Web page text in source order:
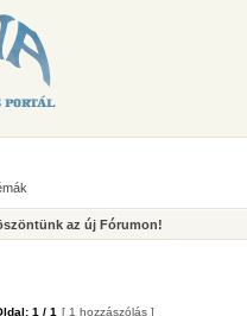
az új Fórumon!
1 / 1 [ 1 hozzászólás ]